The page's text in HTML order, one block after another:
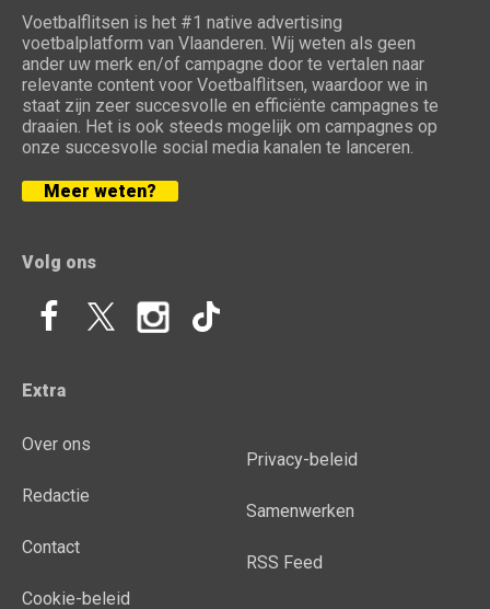
Voetbalflitsen is het #1 native advertising
voetbalplatform van Vlaanderen. Wij weten als geen
ander uw merk en/of campagne door te vertalen naar
relevante content voor Voetbalflitsen, waardoor we in
staat zijn zeer succesvolle en efficiënte campagnes te
draaien. Het is ook steeds mogelijk om campagnes op
onze succesvolle social media kanalen te lanceren.
Meer weten?
Volg ons
Extra
Over ons
Redactie
Contact
Cookie-beleid
Privacy-beleid
Samenwerken
RSS Feed